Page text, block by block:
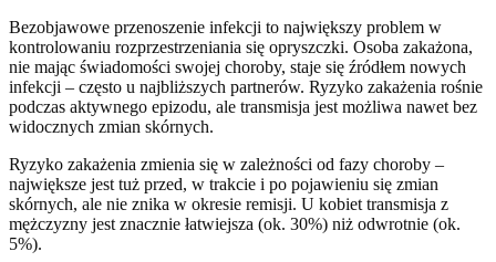
Bezobjawowe przenoszenie infekcji to największy problem w
kontrolowaniu rozprzestrzeniania się opryszczki. Osoba zakażona,
nie mając świadomości swojej choroby, staje się źródłem nowych
infekcji – często u najbliższych partnerów. Ryzyko zakażenia rośnie
podczas aktywnego epizodu, ale transmisja jest możliwa nawet bez
widocznych zmian skórnych.
Ryzyko zakażenia zmienia się w zależności od fazy choroby –
największe jest tuż przed, w trakcie i po pojawieniu się zmian
skórnych, ale nie znika w okresie remisji. U kobiet transmisja z
mężczyzny jest znacznie łatwiejsza (ok. 30%) niż odwrotnie (ok.
5%).